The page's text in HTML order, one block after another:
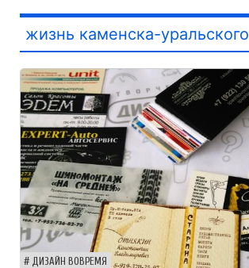
жизнь каменска-уральского
ДИЗАЙН ВОВРЕМЯ